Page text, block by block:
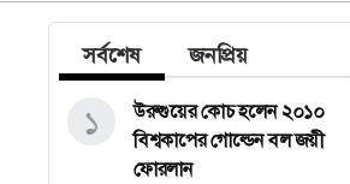
সর্বশেষ জনপ্রিয়
উরুগুয়ের কোচ হলেন ২০১০
বিশ্বকাপের গোল্ডেন বল জয়ী
ফোরলান
১